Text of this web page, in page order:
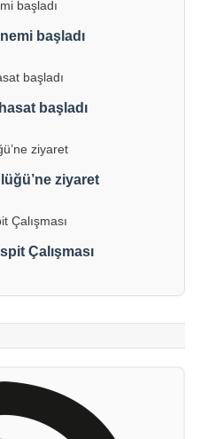
başladı
başladı
ziyaret
Çalışması